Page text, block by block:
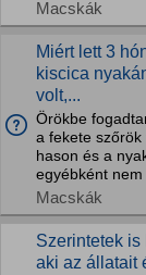
Macskák
Miért lett 3
kiscica
volt,...
Örökbe
a fekete
hason és a
egyébként
Macskák
Szerintetek is
aki az állatait